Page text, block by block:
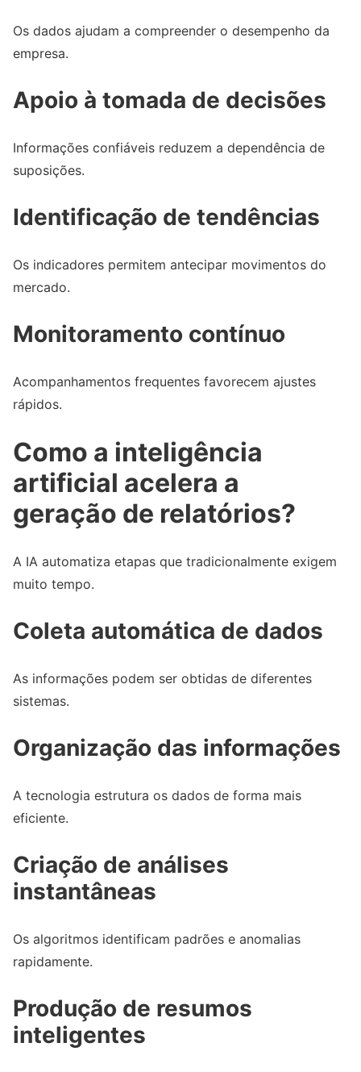
Os dados ajudam a compreender o desempenho da
empresa.
Apoio à tomada de decisões
Informações confiáveis reduzem a dependência de
suposições.
Identificação de tendências
Os indicadores permitem antecipar movimentos do
mercado.
Monitoramento contínuo
Acompanhamentos frequentes favorecem ajustes
rápidos.
Como a inteligência
artificial acelera a
geração de relatórios?
A IA automatiza etapas que tradicionalmente exigem
muito tempo.
Coleta automática de dados
As informações podem ser obtidas de diferentes
sistemas.
Organização das informações
A tecnologia estrutura os dados de forma mais
eficiente.
Criação de análises
instantâneas
Os algoritmos identificam padrões e anomalias
rapidamente.
Produção de resumos
inteligentes